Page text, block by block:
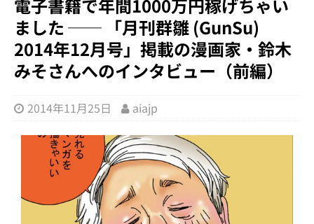
電子書籍で年間1000万円稼げちゃい
ました ── 「月刊群雛 (GunSu)
2014年12月号」掲載の漫画家・鈴木
みそさんへのインタビュー（前編）
2014年11月25日 aiajp